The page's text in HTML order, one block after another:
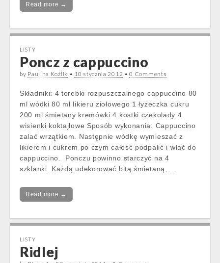
Read more →
LISTY
Poncz z cappuccino
by Paulina Koźlik • 10 stycznia 2012 •0 Comments
Składniki: 4 torebki rozpuszczalnego cappuccino 80
ml wódki 80 ml likieru ziołowego 1 łyżeczka cukru
200 ml śmietany kremówki 4 kostki czekolady 4
wisienki koktajlowe Sposób wykonania: Cappuccino
zalać wrzątkiem. Następnie wódkę wymieszać z
likierem i cukrem po czym całość podpalić i wlać do
cappuccino. Ponczu powinno starczyć na 4
szklanki. Każdą udekorować bitą śmietaną,…
Read more →
LISTY
Ridlej